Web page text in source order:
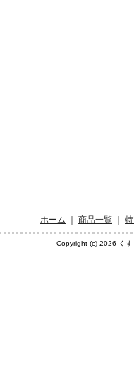
ホーム ｜ 商品一覧 ｜
Copyright (c) 2026 く